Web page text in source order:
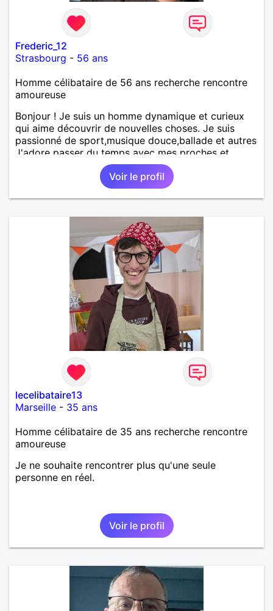
Frederic_12
Strasbourg - 56 ans
Homme célibataire de 56 ans recherche rencontre
amoureuse
Bonjour ! Je suis un homme dynamique et curieux
qui aime découvrir de nouvelles choses. Je suis
passionné de sport,musique douce,ballade et autres
J'adore passer du temps avec mes proches et
partager des moments inoubliables.
Voir le profil
lecelibataire13
Marseille - 35 ans
Homme célibataire de 35 ans recherche rencontre
amoureuse
Je ne souhaite rencontrer plus qu'une seule
personne en réel.
Voir le profil